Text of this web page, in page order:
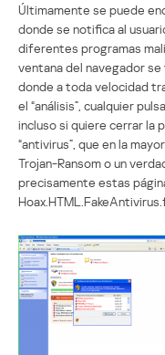
Últimamente se puede
donde se notifica al
diferentes programas
ventana del navegador se
donde a toda velocidad
el “análisis”, cualquier
incluso si quiere cerrar la
“antivirus”, que en la
Trojan-Ransom o un
precisamente estas